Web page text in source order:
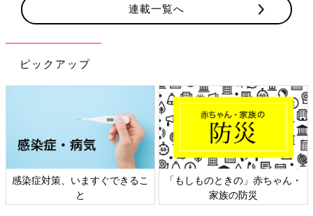
連載一覧へ
ピックアップ
染症対策、いますぐできるこ
「もしものときの」赤ちゃん・
家族の防災